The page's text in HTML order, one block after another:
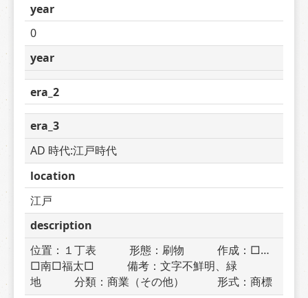
year
0
year
era_2
era_3
AD 時代:江戸時代
location
江戸
description
位置：１丁表　　　形態：刷物　　　作成：□…
□南□福太□　　　備考：文字不鮮明、緑
地　　　分類：商業（その他）　　　形式：商標